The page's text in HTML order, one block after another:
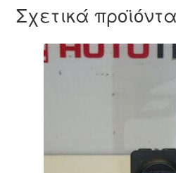
Σχετικά προϊόντα